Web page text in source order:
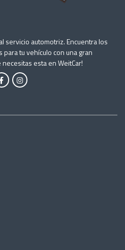
servicio automotriz. Encuentra los
tu vehículo con una gran
esta en WeitCar!